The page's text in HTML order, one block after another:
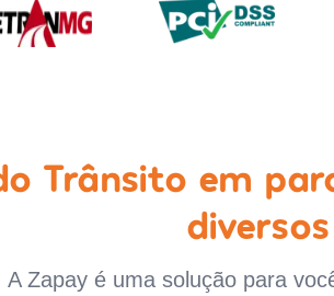
Trânsito em
A Zapay é uma solução para